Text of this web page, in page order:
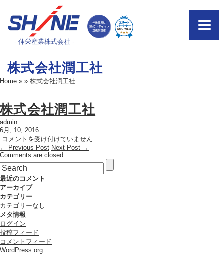
- 伸栄産業株式会社 -
株式会社潤工社
Home » » 株式会社潤工社
株式会社潤工社
admin
6月, 10, 2016
株
式
会
社
潤
工
社
は
コメントを受け付けていません
← Previous Post Next Post →
Comments are closed.
最近のコメント
アーカイブ
カテゴリー
カテゴリーなし
メタ情報
ログイン
投稿フィード
コメントフィード
WordPress.org